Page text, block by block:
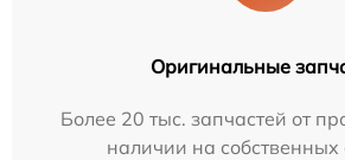
Оригинальные
Более 20 тыс. запчастей от
наличии на собственных